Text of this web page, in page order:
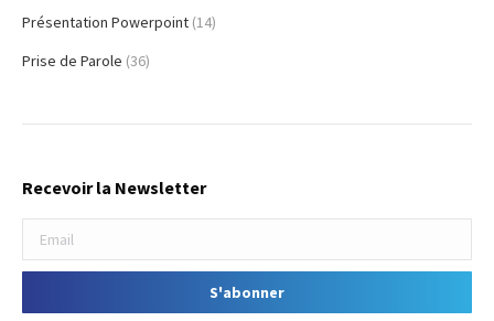
Présentation Powerpoint (14)
Prise de Parole (36)
Recevoir la Newsletter